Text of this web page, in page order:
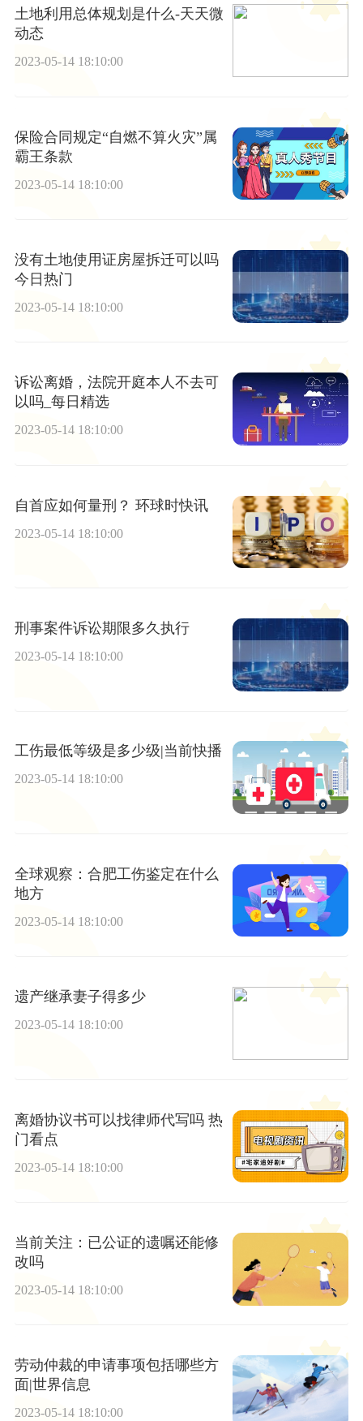
土地利用总体规划是什么-天天微
动态
2023-05-14 18:10:00
保险合同规定“自燃不算火灾”属
霸王条款
2023-05-14 18:10:00
没有土地使用证房屋拆迁可以吗
今日热门
2023-05-14 18:10:00
诉讼离婚，法院开庭本人不去可
以吗_每日精选
2023-05-14 18:10:00
自首应如何量刑？ 环球时快讯
2023-05-14 18:10:00
刑事案件诉讼期限多久执行
2023-05-14 18:10:00
工伤最低等级是多少级|当前快播
2023-05-14 18:10:00
全球观察：合肥工伤鉴定在什么
地方
2023-05-14 18:10:00
遗产继承妻子得多少
2023-05-14 18:10:00
离婚协议书可以找律师代写吗 热
门看点
2023-05-14 18:10:00
当前关注：已公证的遗嘱还能修
改吗
2023-05-14 18:10:00
劳动仲裁的申请事项包括哪些方
面|世界信息
2023-05-14 18:10:00